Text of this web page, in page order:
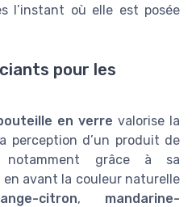
l’instant où elle est posée
pour les
en verre valorise la
perception d’un produit de
notamment grâce à sa
avant la couleur naturelle
citron, mandarine-